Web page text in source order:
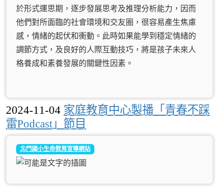
於形式運思期，逐步發展思考及推理分析能力，因而
他們對所面臨的社會環境和交友圈，很容易產生焦慮
感，情緒的起伏和衝動。此時如果能學到穩定情緒的
調節方式，及良好的人際互動技巧，將是孩子未來人
格養成和素養發展的關鍵性因素。
2024-11-04 家庭教育中心製播「青春不踩
雷Podcast」節目
北門國小生命教育宣導網站